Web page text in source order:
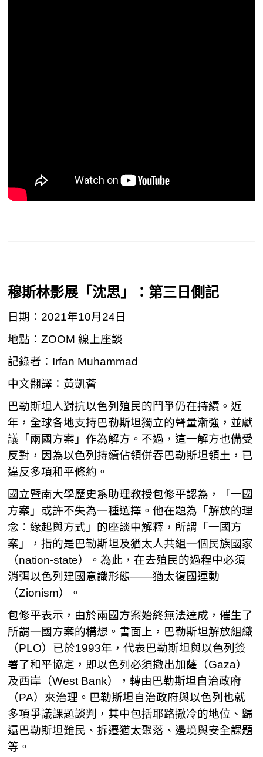
穆斯林影展「沈思」：第三日側記
日期：2021年10月24日
地點：ZOOM 線上座談
記錄者：Irfan Muhammad
中文翻譯：黃凱薈
巴勒斯坦人對抗以色列殖民的鬥爭仍在持續。近
年，全球各地支持巴勒斯坦獨立的聲量漸強，並獻
議「兩國方案」作為解方。不過，這一解方也備受
反對，因為以色列持續佔領併吞巴勒斯坦領土，已
違反多項和平條約。
國立暨南大學歷史系助理教授包修平認為，「一國
方案」或許不失為一種選擇。他在題為「解放的理
念：緣起與方式」的座談中解釋，所謂「一國方
案」，指的是巴勒斯坦及猶太人共組一個民族國家
（nation-state）。為此，在去殖民的過程中必須
消弭以色列建國意識形態——猶太復國運動
（Zionism）。
包修平表示，由於兩國方案始終無法達成，催生了
所謂一國方案的構想。書面上，巴勒斯坦解放組織
（PLO）已於1993年，代表巴勒斯坦與以色列簽
署了和平協定，即以色列必須撤出加薩（Gaza）
及西岸（West Bank），轉由巴勒斯坦自治政府
（PA）來治理。巴勒斯坦自治政府與以色列也就
多項爭議課題談判，其中包括耶路撒冷的地位、歸
還巴勒斯坦難民、拆遷猶太聚落、邊境與安全課題
等。